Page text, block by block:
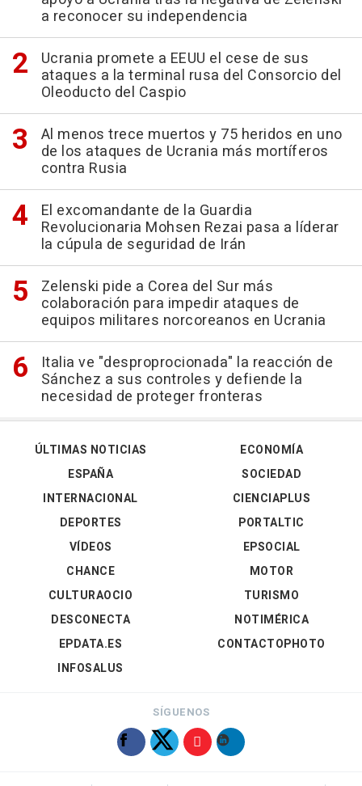
a reconocer su independencia
Ucrania promete a EEUU el cese de sus
ataques a la terminal rusa del Consorcio del
Oleoducto del Caspio
Al menos trece muertos y 75 heridos en uno
de los ataques de Ucrania más mortíferos
contra Rusia
El excomandante de la Guardia
Revolucionaria Mohsen Rezai pasa a líderar
la cúpula de seguridad de Irán
Zelenski pide a Corea del Sur más
colaboración para impedir ataques de
equipos militares norcoreanos en Ucrania
Italia ve "desproprocionada" la reacción de
Sánchez a sus controles y defiende la
necesidad de proteger fronteras
ÚLTIMAS NOTICIAS
ESPAÑA
INTERNACIONAL
DEPORTES
VÍDEOS
ECONOMÍA
SOCIEDAD
CIENCIAPLUS
PORTALTIC
EPSOCIAL
CHANCE
CULTURAOCIO
DESCONECTA
EPDATA.ES
INFOSALUS
MOTOR
TURISMO
NOTIMÉRICA
CONTACTOPHOTO
SÍGUENOS